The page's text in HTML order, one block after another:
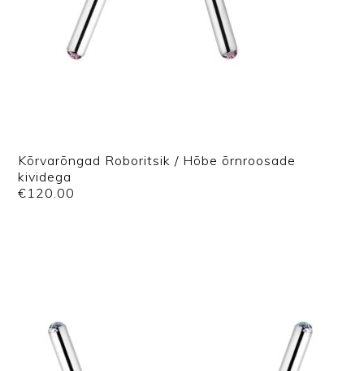
Kõrvarõngad Roboritsik / Hõbe õrnroosade
kividega
€120.00